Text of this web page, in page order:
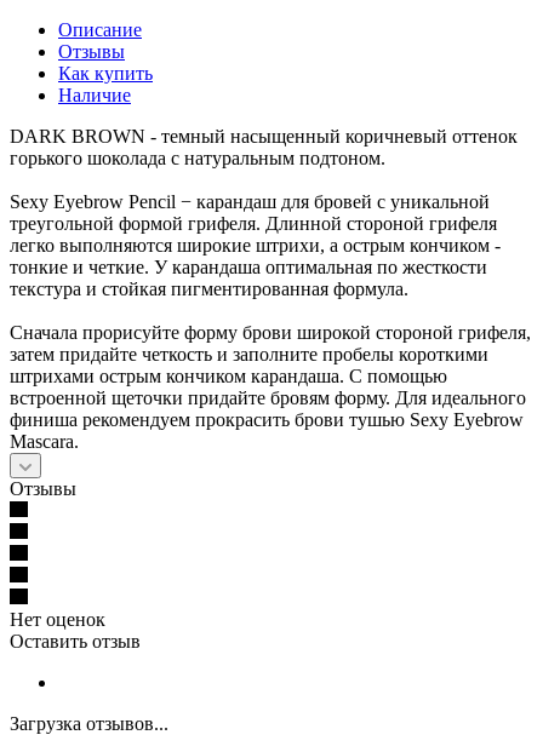
Описание
Отзывы
Как купить
Наличие
DARK BROWN - темный насыщенный коричневый оттенок
горького шоколада с натуральным подтоном.
Sexy Eyebrow Pencil − карандаш для бровей с уникальной
треугольной формой грифеля. Длинной стороной грифеля
легко выполняются широкие штрихи, а острым кончиком -
тонкие и четкие. У карандаша оптимальная по жесткости
текстура и стойкая пигментированная формула.
Сначала прорисуйте форму брови широкой стороной грифеля,
затем придайте четкость и заполните пробелы короткими
штрихами острым кончиком карандаша. С помощью
встроенной щеточки придайте бровям форму. Для идеального
финиша рекомендуем прокрасить брови тушью Sexy Eyebrow
Mascara.
Отзывы
Нет оценок
Оставить отзыв
Загрузка отзывов...